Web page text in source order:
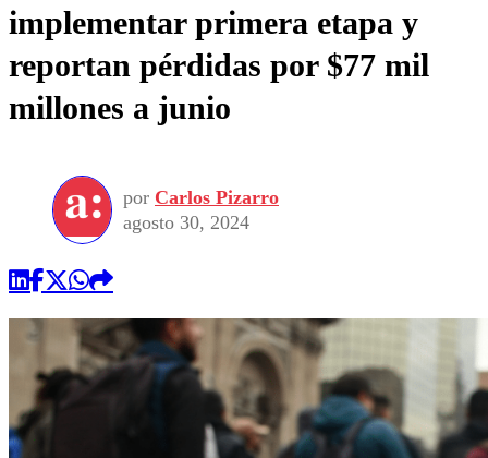
implementar primera etapa y
reportan pérdidas por $77 mil
millones a junio
por Carlos Pizarro
agosto 30, 2024